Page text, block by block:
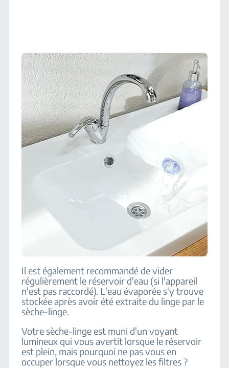
Il est également recommandé de vider
régulièrement le réservoir d'eau (si l'appareil
n'est pas raccordé). L'eau évaporée s'y trouve
stockée après avoir été extraite du linge par le
sèche-linge.
Votre sèche-linge est muni d'un voyant
lumineux qui vous avertit lorsque le réservoir
est plein, mais pourquoi ne pas vous en
occuper lorsque vous nettoyez les filtres ?